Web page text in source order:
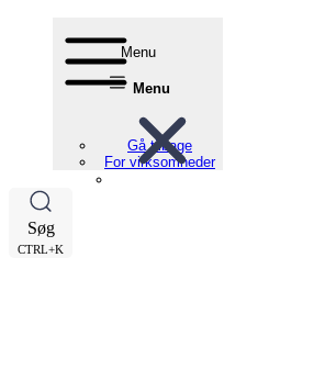
Menu
Menu
Gå tilbage
For virksomheder
Søg
CTRL+K